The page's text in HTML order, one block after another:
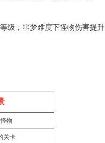
级，噩梦难度下怪物伤害提升
物
关卡